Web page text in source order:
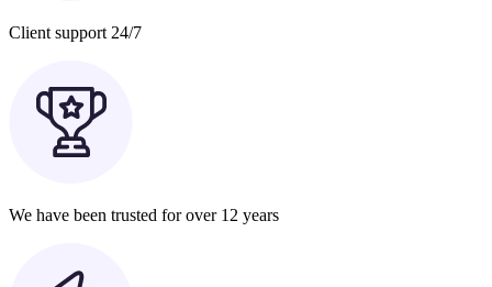
Client support 24/7
We have been trusted for over 12 years